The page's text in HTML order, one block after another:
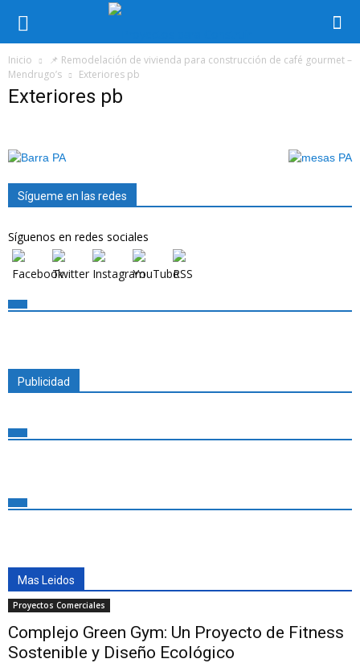
Inicio
📌 Remodelación de vivienda para construcción de café gourmet –
Mendrugo’s
Exteriores pb
Exteriores pb
Sígueme en las redes
Síguenos en redes sociales
Publicidad
Mas Leidos
Proyectos Comerciales
Complejo Green Gym: Un Proyecto de Fitness
Sostenible y Diseño Ecológico